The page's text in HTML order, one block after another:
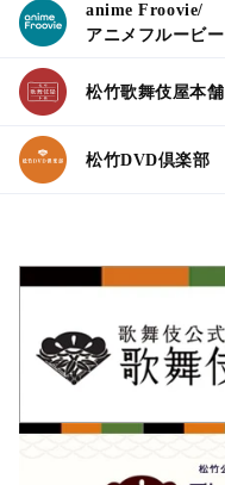
anime Froovie/
アニメフルービー
松竹歌舞伎屋本舗
松竹DVD倶楽部